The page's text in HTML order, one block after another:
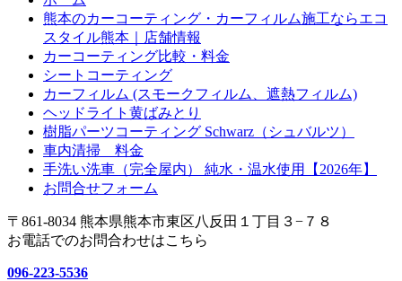
熊本のカーコーティング・カーフィルム施工ならエコ
スタイル熊本｜店舗情報
カーコーティング比較・料金
シートコーティング
カーフィルム (スモークフィルム、遮熱フィルム)
ヘッドライト黄ばみとり
樹脂パーツコーティング Schwarz（シュバルツ）
車内清掃 料金
手洗い洗車（完全屋内） 純水・温水使用【2026年】
お問合せフォーム
〒861-8034 熊本県熊本市東区八反田１丁目３−７８
お電話でのお問合わせはこちら
096-223-5536